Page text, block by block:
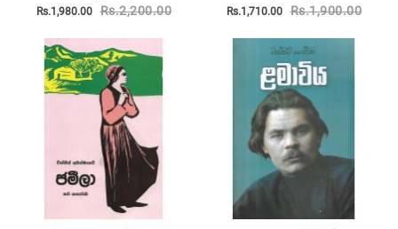
Rs.1,980.00 Rs.2,200.00 Rs.1,710.00 Rs.1,900.00